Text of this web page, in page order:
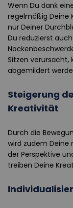
Wenn Du dank
regelmäßig Deine
nur Deiner
Du reduzierst
Sitzen verursacht,
abgemildert
Steigerung
Kreativität
Durch die
wird zudem Deine
der Perspektive
treiben Deine